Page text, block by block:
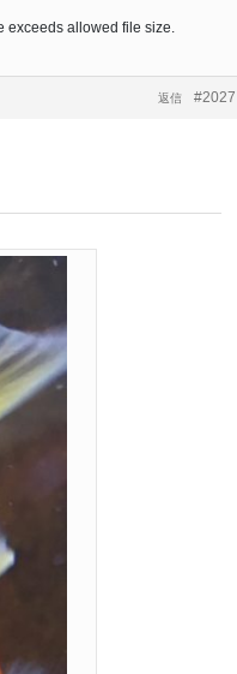
exceeds allowed file size.
#2027
返信